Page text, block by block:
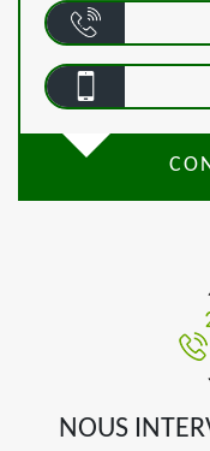
NOUS